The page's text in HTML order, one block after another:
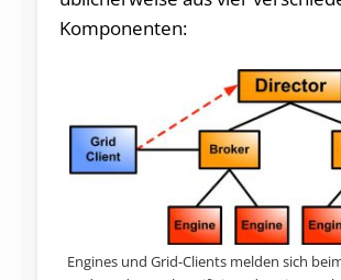
Komponenten:
Engines und Grid-Clients melden sich